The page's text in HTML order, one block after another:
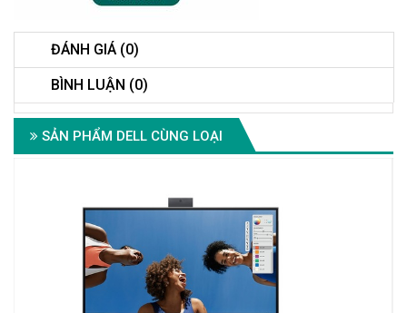
ĐÁNH GIÁ (0)
BÌNH LUẬN (0)
SẢN PHẨM DELL CÙNG LOẠI